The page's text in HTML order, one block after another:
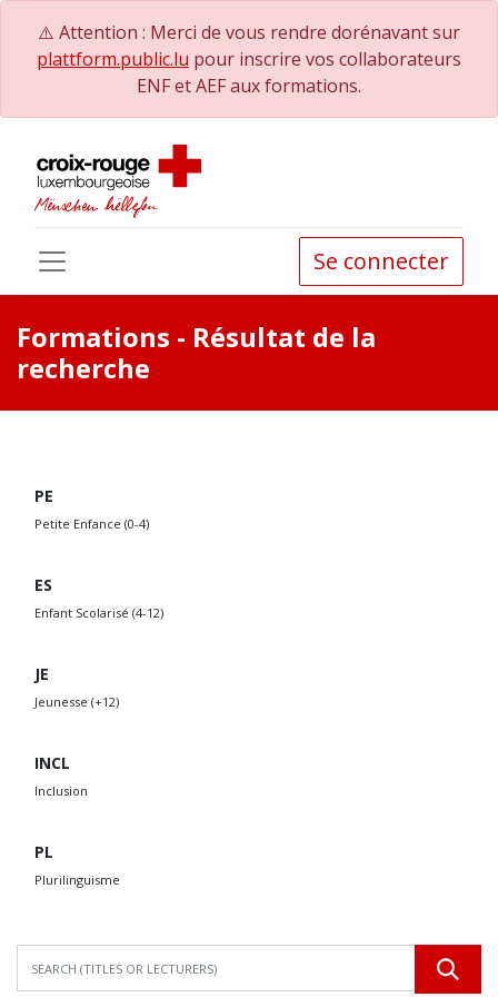
⚠️ Attention : Merci de vous rendre dorénavant sur
plattform.public.lu pour inscrire vos collaborateurs
ENF et AEF aux formations.
Se connecter
Formations - Résultat de la
recherche
PE
Petite Enfance (0-4)
ES
Enfant Scolarisé (4-12)
JE
Jeunesse (+12)
INCL
Inclusion
PL
Plurilinguisme